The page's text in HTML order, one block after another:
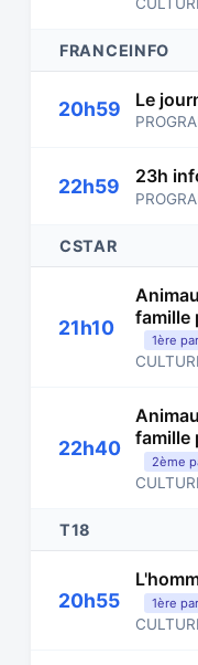
FRANCEINFO
20h59 Le
22h59 23h
CSTAR
21h10
famille
1ère
22h40
famille
2ème
T18
20h55 1ère